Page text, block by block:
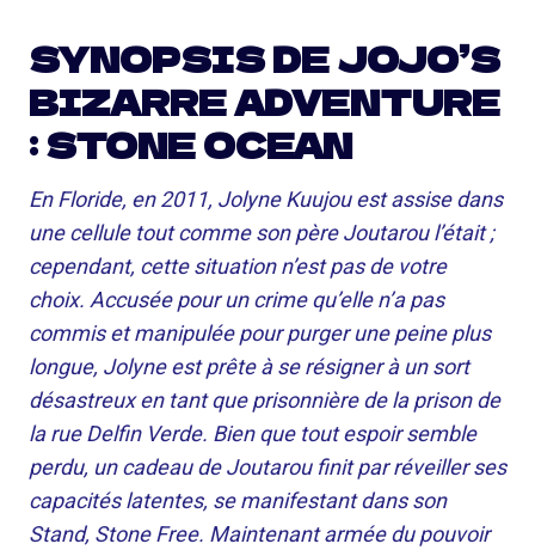
SYNOPSIS DE JOJO’S
BIZARRE ADVENTURE
: STONE OCEAN
En Floride, en 2011, Jolyne Kuujou est assise dans
une cellule tout comme son père Joutarou l’était ;
cependant, cette situation n’est pas de votre
choix. Accusée pour un crime qu’elle n’a pas
commis et manipulée pour purger une peine plus
longue, Jolyne est prête à se résigner à un sort
désastreux en tant que prisonnière de la prison de
la rue Delfin Verde. Bien que tout espoir semble
perdu, un cadeau de Joutarou finit par réveiller ses
capacités latentes, se manifestant dans son
Stand, Stone Free. Maintenant armée du pouvoir